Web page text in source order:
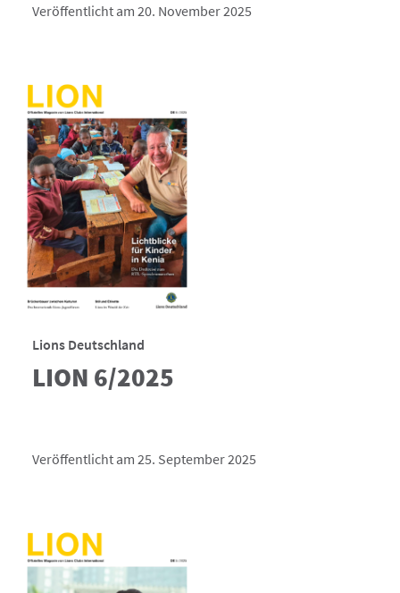
Veröffentlicht am 20. November 2025
Lions Deutschland
LION 6/2025
Veröffentlicht am 25. September 2025